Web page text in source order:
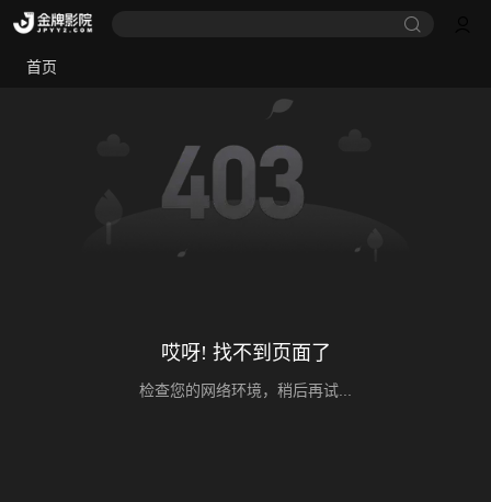
首页
哎呀! 找不到页面了
检查您的网络环境，稍后再试...